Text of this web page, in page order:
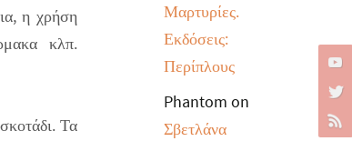
η χρήση
κλπ.
Τα
Μαρτυρίες.
Εκδόσεις:
Περίπλους
Phantom on
Σβετλάνα